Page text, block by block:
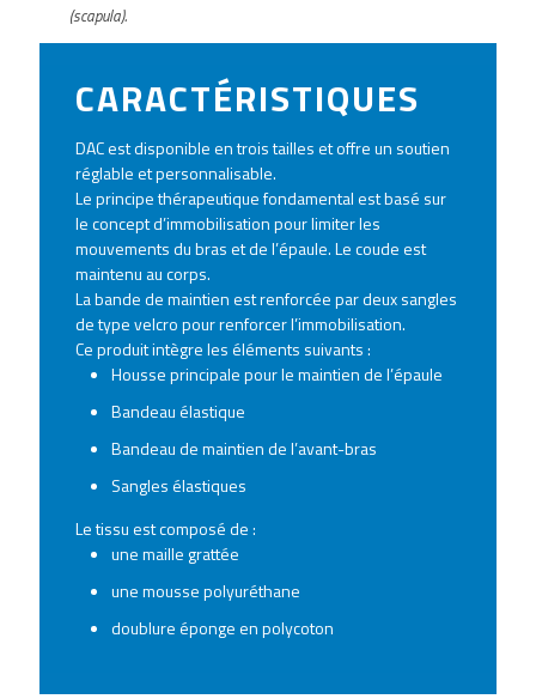
(scapula).
CARACTÉRISTIQUES
DAC est disponible en trois tailles et offre un soutien
réglable et personnalisable.
Le principe thérapeutique fondamental est basé sur
le concept d’immobilisation pour limiter les
mouvements du bras et de l’épaule. Le coude est
maintenu au corps.
La bande de maintien est renforcée par deux sangles
de type velcro pour renforcer l’immobilisation.
Ce produit intègre les éléments suivants :
Housse principale pour le maintien de l’épaule
Bandeau élastique
Bandeau de maintien de l’avant-bras
Sangles élastiques
Le tissu est composé de :
une maille grattée
une mousse polyuréthane
doublure éponge en polycoton